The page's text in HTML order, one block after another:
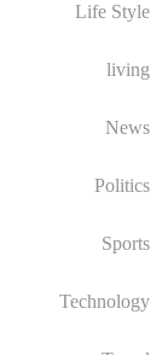
Life Style
living
News
Politics
Sports
Technology